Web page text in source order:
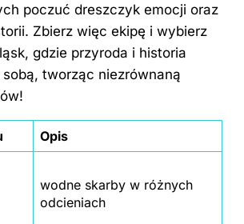
poczuć dreszczyk emocji oraz
Zbierz więc ekipę i wybierz
gdzie przyroda i historia
tworząc niezrównaną
Opis
wodne skarby w różnych
odcieniach